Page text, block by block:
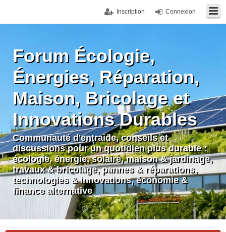
Connexion
Inscription
Forum Écologie,
Énergies, Réparation,
Maison, Bricolage et
Innovations Durables
Communauté d'entraide, conseils et
discussions pour un quotidien plus durable :
écologie, énergie, solaire, maison & jardinage,
travaux & bricolage, pannes & réparations,
technologies & innovations, économie &
finance alternative